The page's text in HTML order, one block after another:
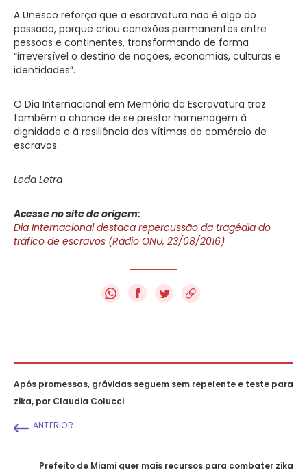
A Unesco reforça que a escravatura não é algo do
passado, porque criou conexões permanentes entre
pessoas e continentes, transformando de forma
“irreversível o destino de nações, economias, culturas e
identidades”.
O Dia Internacional em Memória da Escravatura traz
também a chance de se prestar homenagem à
dignidade e à resiliência das vítimas do comércio de
escravos.
Leda Letra
Acesse no site de origem:
Dia Internacional destaca repercussão da tragédia do
tráfico de escravos (Rádio ONU, 23/08/2016)
f
Após promessas, grávidas seguem sem repelente e teste para
zika, por Claudia Colucci
ANTERIOR
Prefeito de Miami quer mais recursos para combater zika